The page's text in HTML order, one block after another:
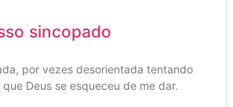
sincopado
por vezes desorientada tentando
Deus se esqueceu de me dar.